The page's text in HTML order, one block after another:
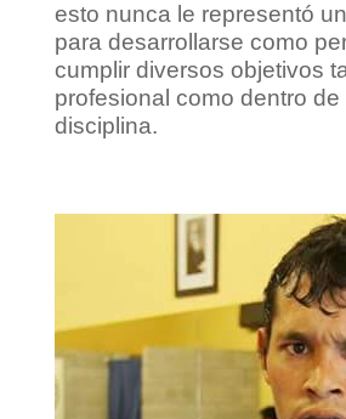
esto nunca le representó
para desarrollarse como
cumplir diversos objetivos
profesional como dentro de
disciplina.